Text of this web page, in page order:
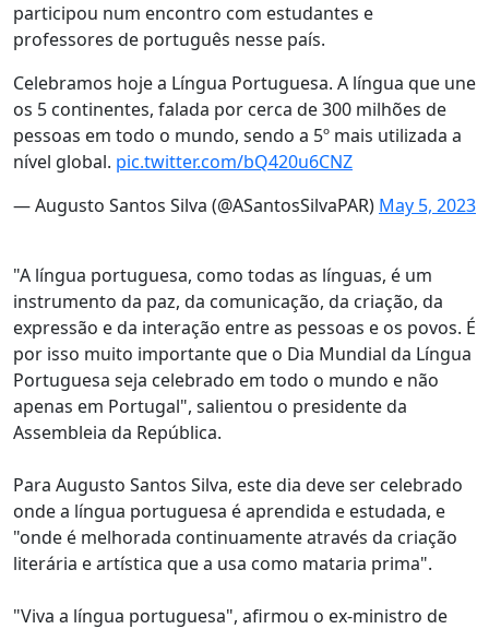
participou num encontro com estudantes e
professores de português nesse país.
Celebramos hoje a Língua Portuguesa. A língua que une
os 5 continentes, falada por cerca de 300 milhões de
pessoas em todo o mundo, sendo a 5º mais utilizada a
nível global. pic.twitter.com/bQ420u6CNZ
— Augusto Santos Silva (@ASantosSilvaPAR) May 5, 2023
"A língua portuguesa, como todas as línguas, é um
instrumento da paz, da comunicação, da criação, da
expressão e da interação entre as pessoas e os povos. É
por isso muito importante que o Dia Mundial da Língua
Portuguesa seja celebrado em todo o mundo e não
apenas em Portugal", salientou o presidente da
Assembleia da República.
Para Augusto Santos Silva, este dia deve ser celebrado
onde a língua portuguesa é aprendida e estudada, e
"onde é melhorada continuamente através da criação
literária e artística que a usa como mataria prima".
"Viva a língua portuguesa", afirmou o ex-ministro de